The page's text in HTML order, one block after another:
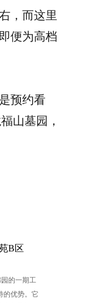
，而这里
便为高档
预约看
山墓园，
B区
的一期工
的优势。它